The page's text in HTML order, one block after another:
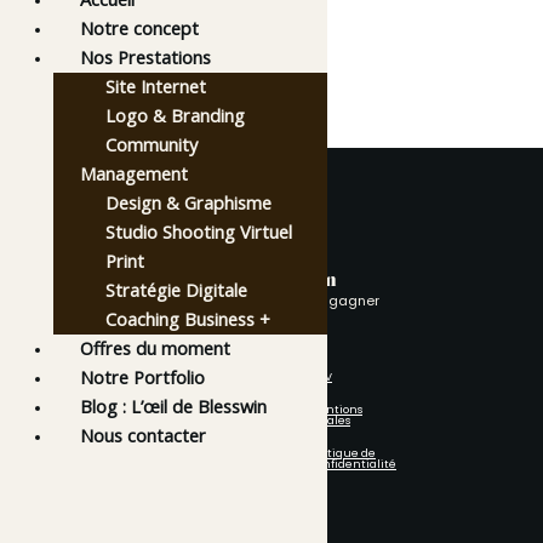
avec Blesswin
être accompagné c’est gagner
Notre site
Portfolio
Coaching Business+
CGV
Mentions
Légales
Politique de
Confidentialité
Notre concept
Nos Prestations
Site Internet
Logo & Branding
Community
Management
Design & Graphisme
Studio Shooting Virtuel
Print
Stratégie Digitale
Coaching Business +
Offres du moment
Notre Portfolio
Blog : L’œil de Blesswin
Nous contacter